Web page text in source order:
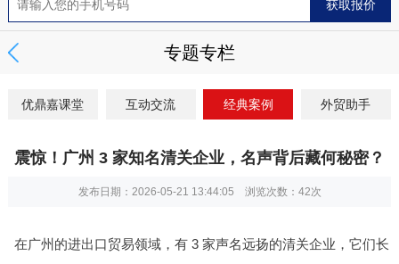
专题专栏
优鼎嘉课堂 互动交流 经典案例 外贸助手
震惊！广州 3 家知名清关企业，名声背后藏何秘密？
发布日期：2026-05-21 13:44:05 浏览次数： 42次
在广州的进出口贸易领域，有 3 家声名远扬的清关企业，它们长